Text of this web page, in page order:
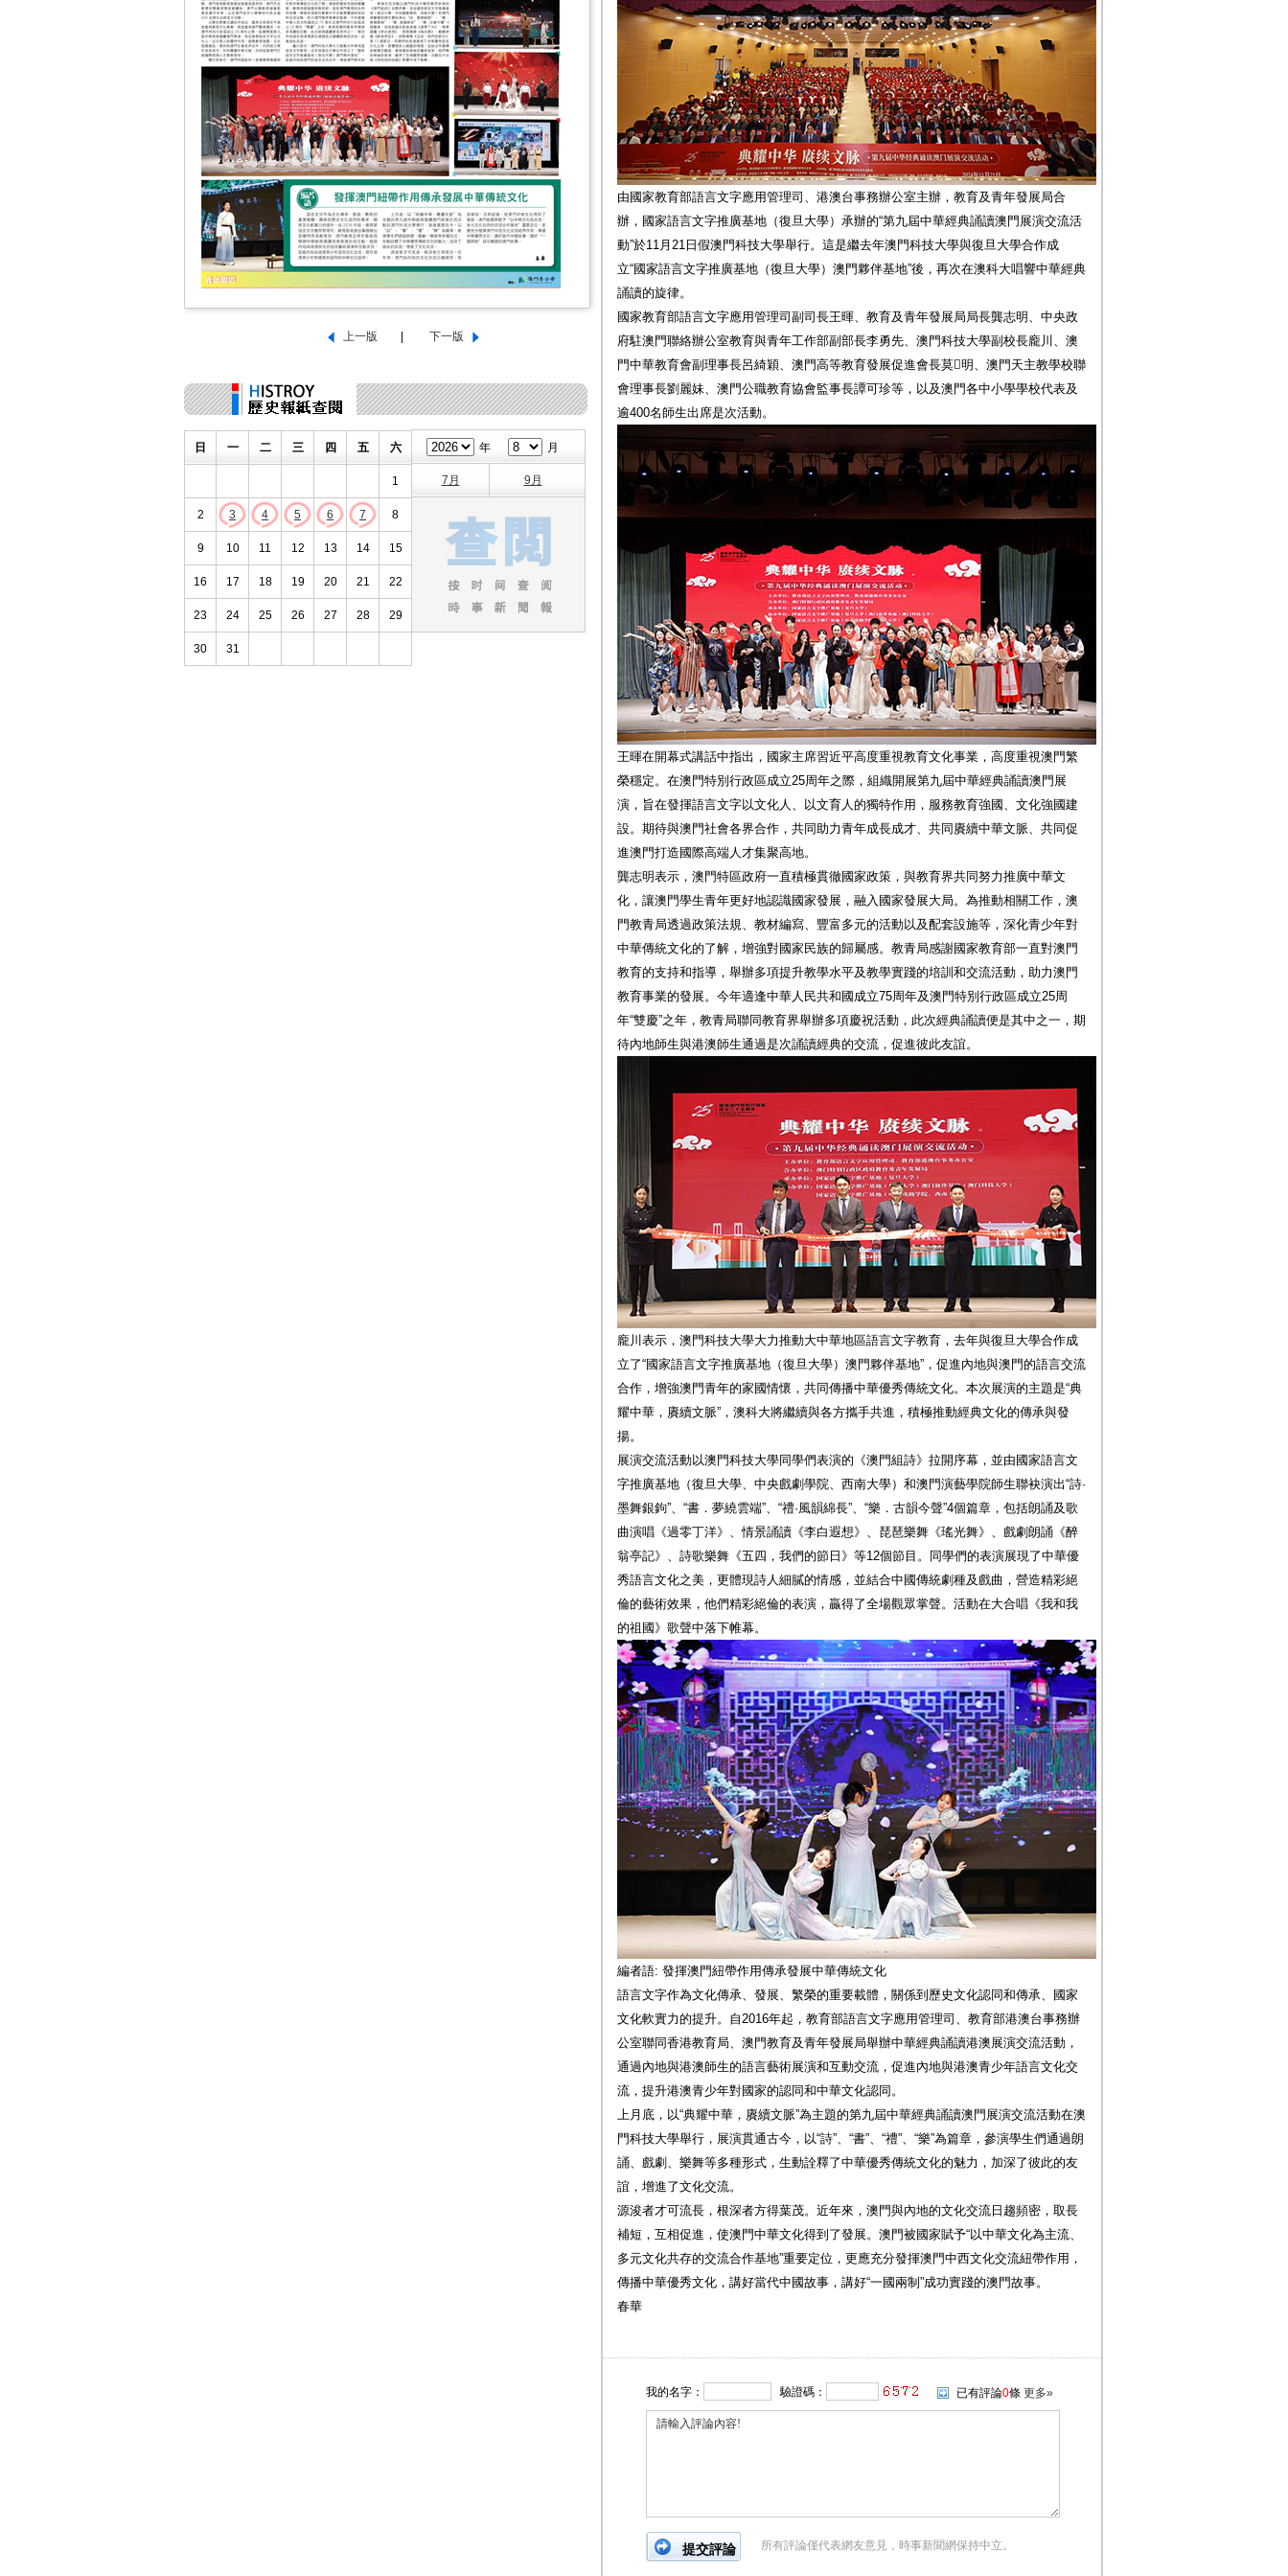
日 一 二 三 四 五 六
1
2 3 4 5 6 7 8
9 10 11 12 13 14 15
16 17 18 19 20 21 22
23 24 25 26 27 28 29
30 31
年 月
7月 9月
由國家教育部語言文字應用管理司、港澳台事務辦公室主辦，教育及青年發展局合
辦，國家語言文字推廣基地（復旦大學）承辦的“第九屆中華經典誦讀澳門展演交流活
動”於11月21日假澳門科技大學舉行。這是繼去年澳門科技大學與復旦大學合作成
立“國家語言文字推廣基地（復旦大學）澳門夥伴基地”後，再次在澳科大唱響中華經典
誦讀的旋律。
國家教育部語言文字應用管理司副司長王暉、教育及青年發展局局長龔志明、中央政
府駐澳門聯絡辦公室教育與青年工作部副部長李勇先、澳門科技大學副校長龐川、澳
門中華教育會副理事長呂綺穎、澳門高等教育發展促進會長莫明、澳門天主教學校聯
會理事長劉麗妹、澳門公職教育協會監事長譚可珍等，以及澳門各中小學學校代表及
逾400名師生出席是次活動。
王暉在開幕式講話中指出，國家主席習近平高度重視教育文化事業，高度重視澳門繁
榮穩定。在澳門特別行政區成立25周年之際，組織開展第九屆中華經典誦讀澳門展
演，旨在發揮語言文字以文化人、以文育人的獨特作用，服務教育強國、文化強國建
設。期待與澳門社會各界合作，共同助力青年成長成才、共同賡續中華文脈、共同促
進澳門打造國際高端人才集聚高地。
龔志明表示，澳門特區政府一直積極貫徹國家政策，與教育界共同努力推廣中華文
化，讓澳門學生青年更好地認識國家發展，融入國家發展大局。為推動相關工作，澳
門教青局透過政策法規、教材編寫、豐富多元的活動以及配套設施等，深化青少年對
中華傳統文化的了解，增強對國家民族的歸屬感。教青局感謝國家教育部一直對澳門
教育的支持和指導，舉辦多項提升教學水平及教學實踐的培訓和交流活動，助力澳門
教育事業的發展。今年適逢中華人民共和國成立75周年及澳門特別行政區成立25周
年“雙慶”之年，教青局聯同教育界舉辦多項慶祝活動，此次經典誦讀便是其中之一，期
待內地師生與港澳師生通過是次誦讀經典的交流，促進彼此友誼。
龐川表示，澳門科技大學大力推動大中華地區語言文字教育，去年與復旦大學合作成
立了“國家語言文字推廣基地（復旦大學）澳門夥伴基地”，促進內地與澳門的語言交流
合作，增強澳門青年的家國情懷，共同傳播中華優秀傳統文化。本次展演的主題是“典
耀中華，賡續文脈”，澳科大將繼續與各方攜手共進，積極推動經典文化的傳承與發
揚。
展演交流活動以澳門科技大學同學們表演的《澳門組詩》拉開序幕，並由國家語言文
字推廣基地（復旦大學、中央戲劇學院、西南大學）和澳門演藝學院師生聯袂演出“詩·
墨舞銀鉤”、“書．夢繞雲端”、“禮·風韻綿長”、“樂．古韻今聲”4個篇章，包括朗誦及歌
曲演唱《過零丁洋》、情景誦讀《李白遐想》、琵琶樂舞《瑤光舞》、戲劇朗誦《醉
翁亭記》、詩歌樂舞《五四，我們的節日》等12個節目。同學們的表演展現了中華優
秀語言文化之美，更體現詩人細膩的情感，並結合中國傳統劇種及戲曲，營造精彩絕
倫的藝術效果，他們精彩絕倫的表演，贏得了全場觀眾掌聲。活動在大合唱《我和我
的祖國》歌聲中落下帷幕。
編者語: 發揮澳門紐帶作用傳承發展中華傳統文化
語言文字作為文化傳承、發展、繁榮的重要載體，關係到歷史文化認同和傳承、國家
文化軟實力的提升。自2016年起，教育部語言文字應用管理司、教育部港澳台事務辦
公室聯同香港教育局、澳門教育及青年發展局舉辦中華經典誦讀港澳展演交流活動，
通過內地與港澳師生的語言藝術展演和互動交流，促進內地與港澳青少年語言文化交
流，提升港澳青少年對國家的認同和中華文化認同。
上月底，以“典耀中華，賡續文脈”為主題的第九屆中華經典誦讀澳門展演交流活動在澳
門科技大學舉行，展演貫通古今，以“詩”、“書”、“禮”、“樂”為篇章，參演學生們通過朗
誦、戲劇、樂舞等多種形式，生動詮釋了中華優秀傳統文化的魅力，加深了彼此的友
誼，增進了文化交流。
源浚者才可流長，根深者方得葉茂。近年來，澳門與內地的文化交流日趨頻密，取長
補短，互相促進，使澳門中華文化得到了發展。澳門被國家賦予“以中華文化為主流、
多元文化共存的交流合作基地”重要定位，更應充分發揮澳門中西文化交流紐帶作用，
傳播中華優秀文化，講好當代中國故事，講好“一國兩制”成功實踐的澳門故事。
春華
我的名字： 驗證碼： 已有評論0條 更多»
所有評論僅代表網友意見，時事新聞網保持中立。